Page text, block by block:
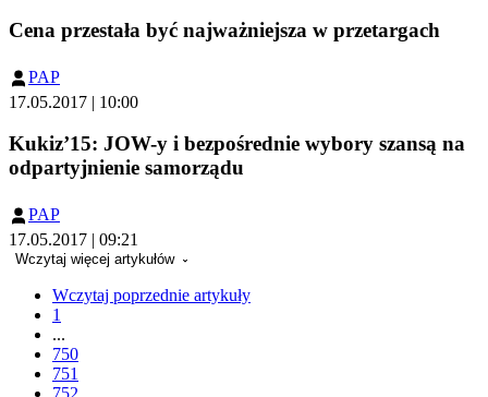
Cena przestała być najważniejsza w przetargach
PAP
17.05.2017 | 10:00
Kukiz’15: JOW-y i bezpośrednie wybory szansą na
odpartyjnienie samorządu
PAP
17.05.2017 | 09:21
Wczytaj więcej artykułów
Wczytaj poprzednie artykuły
1
...
750
751
752